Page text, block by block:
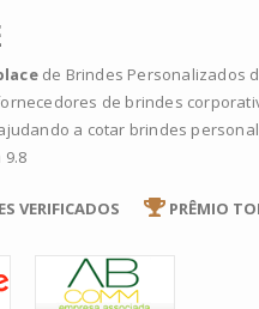
de Brindes Personalizados
de brindes
a cotar brindes
VERIFICADOS PRÊMIO